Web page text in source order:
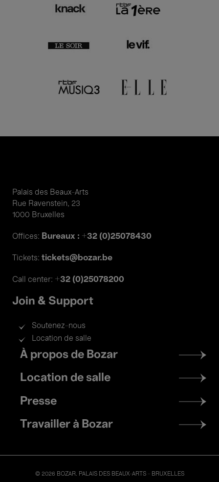
Palais des Beaux-Arts
Rue Ravenstein, 23
1000 Bruxelles
Offices: Bureaux : +32 (0)25078430
Tickets: tickets@bozar.be
Call center: +32 (0)25078200
Join & Support
Soutenez-nous
Location de salle
Footer
menu
À propos de Bozar
Location de salle
Presse
Travailler à Bozar
© 2026 BOZAR. PALAIS DES BEAUX-ARTS - BRUXELLES